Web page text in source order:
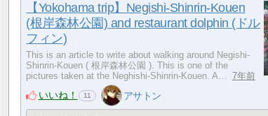
【Yokohama trip】Negishi-Shinrin-Kouen
(根岸森林公園) and restaurant dolphin (ドル
フィン)
This is an article to write about walking around Negishi-
Shinrin-Kouen ( 根岸森林公園 ). This is one of the
pictures taken at the Neghishi-Shinrin-Kouen. A… 7年前
いいね！ 11 アサトン